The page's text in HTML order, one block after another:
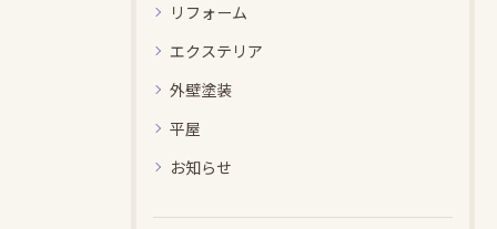
リフォーム
エクステリア
外壁塗装
平屋
お知らせ